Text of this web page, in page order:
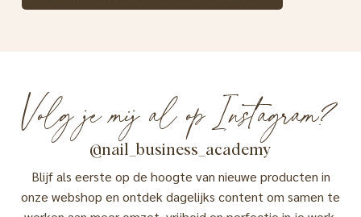
Volg je mij al op Instagram?
@nail_business_academy
Blijf als eerste op de hoogte van nieuwe producten in
onze webshop en ontdek dagelijks content om samen te